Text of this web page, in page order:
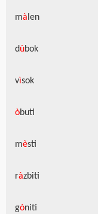
màlen
dùbok
vìsok
òbuti
mèsti
ràzbiti
gòniti